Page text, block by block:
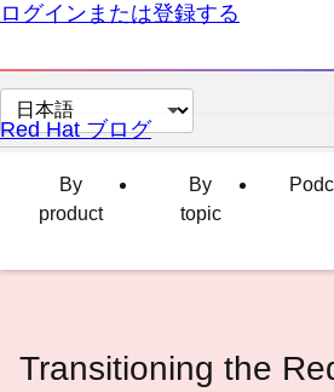
ログインまたは登録する
ペ
ー
語
択
Red Hat ブログ
By
product
By
topic
Transitioning the